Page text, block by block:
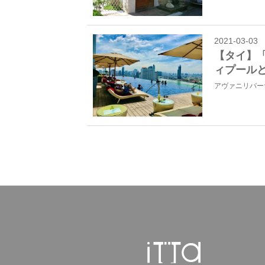
2021-03-03
【タイ】
ィプール
アヴァニリバ